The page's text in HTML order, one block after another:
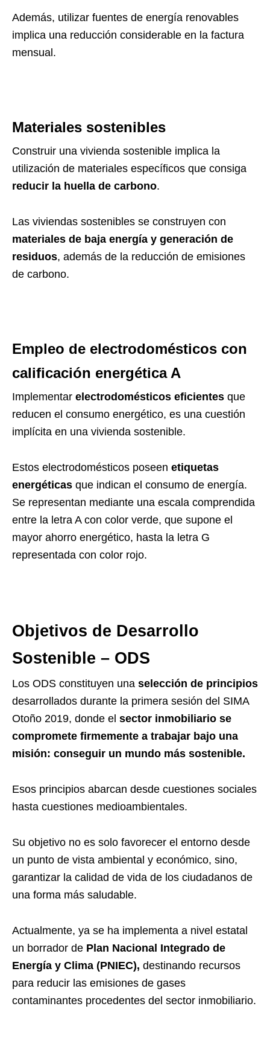
Además, utilizar fuentes de energía renovables
implica una reducción considerable en la factura
mensual.
Materiales sostenibles
Construir una vivienda sostenible implica la
utilización de materiales específicos que consiga
reducir la huella de carbono.
Las viviendas sostenibles se construyen con
materiales de baja energía y generación de
residuos, además de la reducción de emisiones
de carbono.
Empleo de electrodomésticos con
calificación energética A
Implementar electrodomésticos eficientes que
reducen el consumo energético, es una cuestión
implícita en una vivienda sostenible.
Estos electrodomésticos poseen etiquetas
energéticas que indican el consumo de energía.
Se representan mediante una escala comprendida
entre la letra A con color verde, que supone el
mayor ahorro energético, hasta la letra G
representada con color rojo.
Objetivos de Desarrollo
Sostenible – ODS
Los ODS constituyen una selección de principios
desarrollados durante la primera sesión del SIMA
Otoño 2019, donde el sector inmobiliario se
compromete firmemente a trabajar bajo una
misión: conseguir un mundo más sostenible.
Esos principios abarcan desde cuestiones sociales
hasta cuestiones medioambientales.
Su objetivo no es solo favorecer el entorno desde
un punto de vista ambiental y económico, sino,
garantizar la calidad de vida de los ciudadanos de
una forma más saludable.
Actualmente, ya se ha implementa a nivel estatal
un borrador de Plan Nacional Integrado de
Energía y Clima (PNIEC), destinando recursos
para reducir las emisiones de gases
contaminantes procedentes del sector inmobiliario.